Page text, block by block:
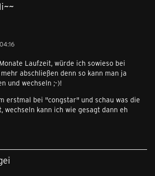
Laufzeit, würde ich sowieso bei
abschließen denn so kann man ja
und wechseln ;-)!
erstmal bei "congstar" und schau was die
wechseln kann ich wie gesagt dann eh